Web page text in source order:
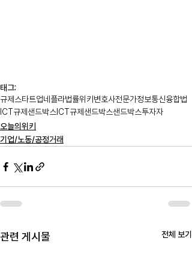
태그:
규제 스타트업네플라법률위키 변호사전문가정보통신융합법
ICT규제샌드박스 ICT규제샌드박스샌드박스투자자
오늘의위키
기업/노동/공정거래
관련 게시물 전체 보기